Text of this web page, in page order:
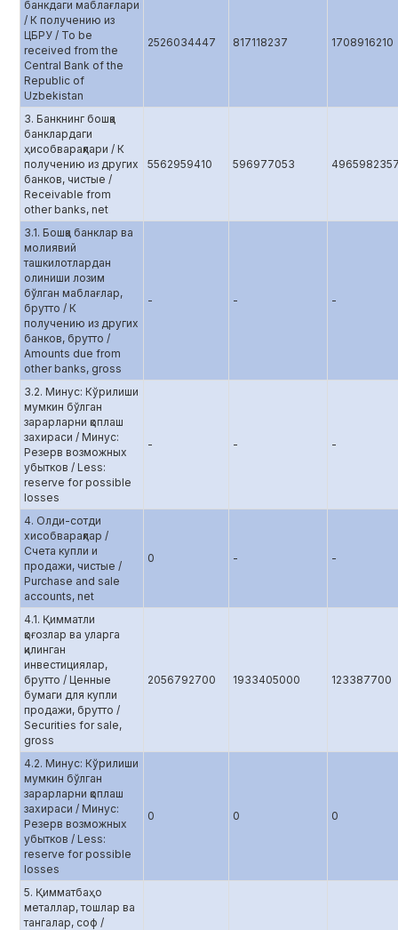
банкдаги маблағлари
/ К получению из
ЦБРУ / To be
received from the
Central Bank of the
Republic of
Uzbekistan
2526034447 817118237 1708916210
3. Банкнинг бошқа
банклардаги
ҳисобварақлари / К
получению из других
банков, чистые /
Receivable from
other banks, net
5562959410 596977053
3.1. Бошқа банклар ва
молиявий
ташкилотлардан
олиниши лозим
бўлган маблағлар,
брутто / К
получению из других
банков, брутто /
Amounts due from
other banks, gross
- - -
3.2. Минус: Кўрилиши
мумкин бўлган
зарарларни қоплаш
захираси / Минус:
Резерв возможных
убытков / Less:
reserve for possible
losses
- - -
4. Олди-сотди
хисобварақлар /
Счета купли и
продажи, чистые /
Purchase and sale
accounts, net
0 - -
4.1. Қимматли
қоғозлар ва уларга
қилинган
инвестициялар,
брутто / Ценные
бумаги для купли
продажи, брутто /
Securities for sale,
gross
2056792700 1933405000 123387700
4.2. Минус: Кўрилиши
мумкин бўлган
зарарларни қоплаш
захираси / Минус:
Резерв возможных
убытков / Less:
reserve for possible
losses
0 0 0
5. Қимматбаҳо
металлар, тошлар ва
тангалар, соф /